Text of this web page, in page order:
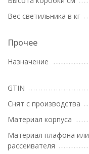
Вес светильника в кг
Прочее
Назначение
GTIN
Снят с производства
Материал корпуса
Материал плафона или
рассеивателя